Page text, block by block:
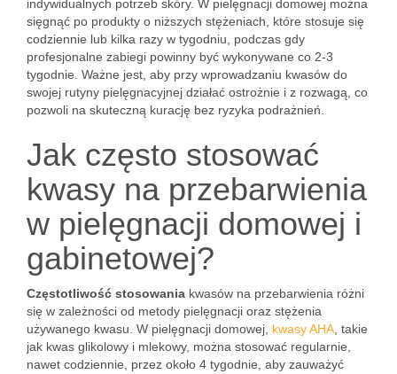
indywidualnych potrzeb skóry. W pielęgnacji domowej można
sięgnąć po produkty o niższych stężeniach, które stosuje się
codziennie lub kilka razy w tygodniu, podczas gdy
profesjonalne zabiegi powinny być wykonywane co 2-3
tygodnie. Ważne jest, aby przy wprowadzaniu kwasów do
swojej rutyny pielęgnacyjnej działać ostrożnie i z rozwagą, co
pozwoli na skuteczną kurację bez ryzyka podrażnień.
Jak często stosować
kwasy na przebarwienia
w pielęgnacji domowej i
gabinetowej?
Częstotliwość stosowania kwasów na przebarwienia różni
się w zależności od metody pielęgnacji oraz stężenia
używanego kwasu. W pielęgnacji domowej, kwasy AHA , takie
jak kwas glikolowy i mlekowy, można stosować regularnie,
nawet codziennie, przez około 4 tygodnie, aby zauważyć